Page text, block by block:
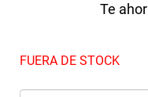
Te
FUERA DE STOCK